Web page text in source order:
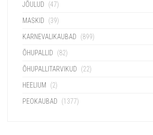
JÕULUD (47)
MASKID (39)
KARNEVALIKAUBAD (899)
ÕHUPALLID (82)
ÕHUPALLITARVIKUD (22)
HEELIUM (2)
PEOKAUBAD (1377)